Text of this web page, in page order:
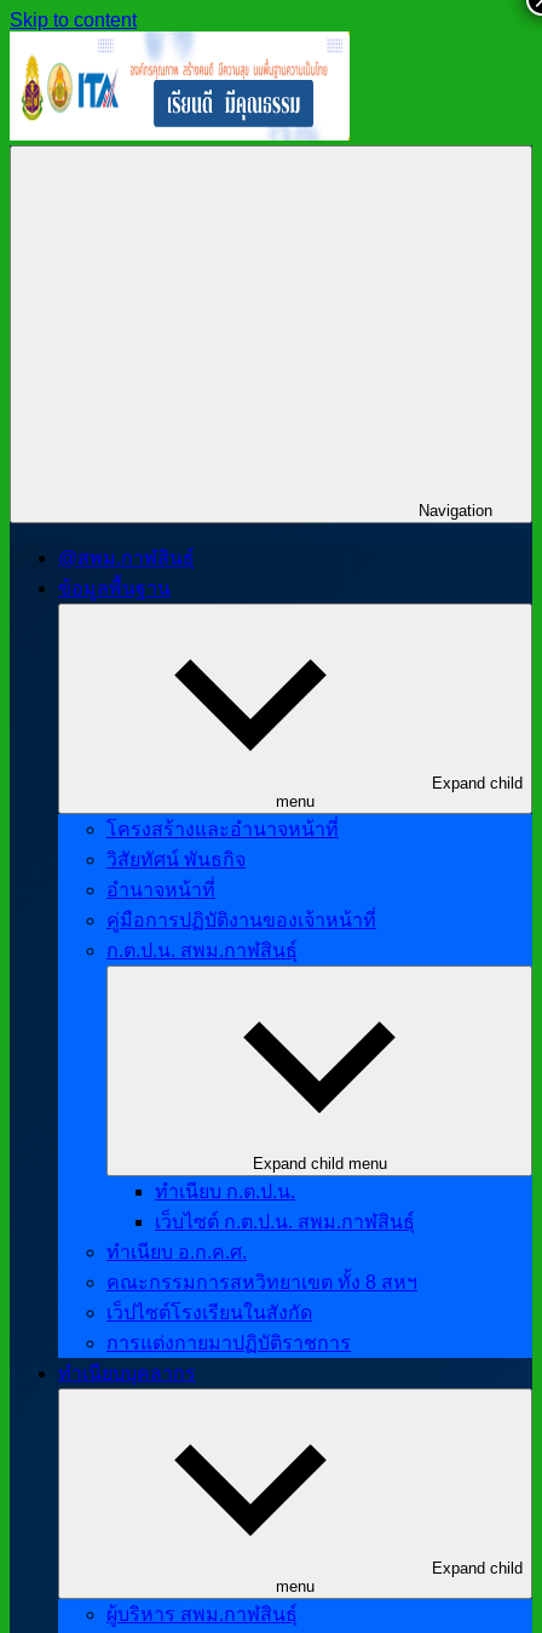
Skip to content
Navigation
@สพม.กาฬสินธุ์
ข้อมูลพื้นฐาน
Expand child
menu
โครงสร้างและอำนาจหน้าที่
วิสัยทัศน์ พันธกิจ
อำนาจหน้าที่
คู่มือการปฏิบัติงานของเจ้าหน้าที่
ก.ต.ป.น. สพม.กาฬสินธุ์
Expand child menu
ทำเนียบ ก.ต.ป.น.
เว็บไซต์ ก.ต.ป.น. สพม.กาฬสินธุ์
ทำเนียบ อ.ก.ค.ศ.
คณะกรรมการสหวิทยาเขต ทั้ง 8 สหฯ
เว็ปไซต์โรงเรียนในสังกัด
การแต่งกายมาปฏิบัติราชการ
ทำเนียบบุคลากร
Expand child
menu
ผู้บริหาร สพม.กาฬสินธุ์